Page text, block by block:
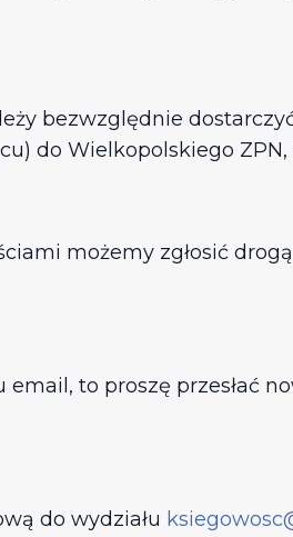
bezwzględnie
do Wielkopolskiego ZPN,
możemy zgłosić
to proszę przesłać
do wydziału